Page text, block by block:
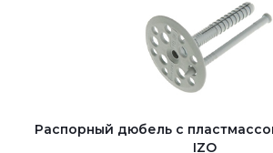
Распорный дюбель с
IZO